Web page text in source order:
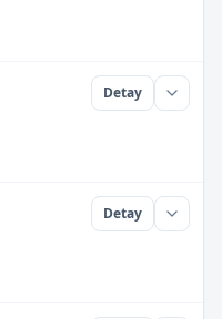
Detay
Detay